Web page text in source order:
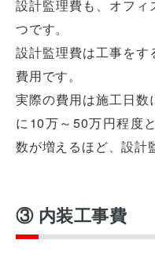
設計監理費も、オフィ
つです。
設計監理費は工事を
費用です。
実際の費用は施工日数
に10万～50万円程度
数が増えるほど、設計
③ 内装工事費